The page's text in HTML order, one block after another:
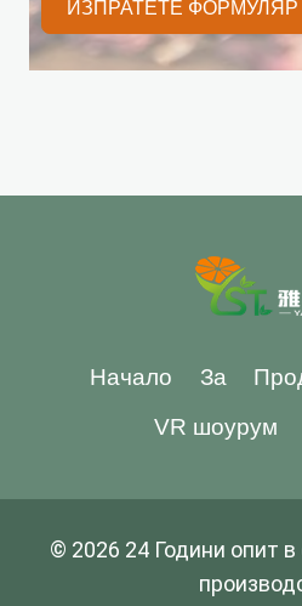
ИЗПРАТЕТЕ ФОРМУЛЯР
Начало За
VR шоурум
© 2026 24 Години опит в